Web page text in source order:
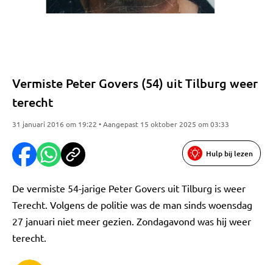
Vermiste Peter Govers (54) uit Tilburg weer
terecht
31 januari 2016 om 19:22 • Aangepast 15 oktober 2025 om 03:33
Hulp bij lezen
De vermiste 54-jarige Peter Govers uit Tilburg is weer
Terecht. Volgens de politie was de man sinds woensdag
27 januari niet meer gezien. Zondagavond was hij weer
terecht.